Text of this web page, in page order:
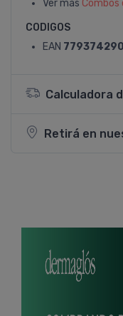
Ver más Combos
CODIGOS
EAN
Calculadora
Retirá en